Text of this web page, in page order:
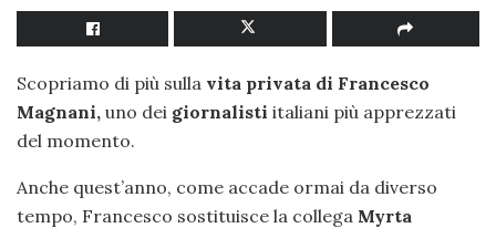
Scopriamo di più sulla vita privata di Francesco
Magnani, uno dei giornalisti italiani più apprezzati
del momento.
Anche quest’anno, come accade ormai da diverso
tempo, Francesco sostituisce la collega Myrta